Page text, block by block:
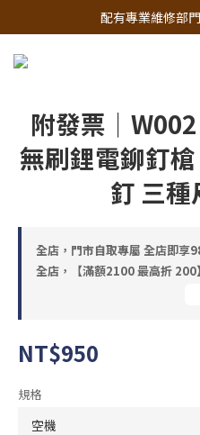
🔧電動工具&五金唯
配有專業維修部
🔧電動工具&五金
附發票｜
無刷鋰電鉚釘
釘 三種
全店，門市自取專屬 全店即享
全店，【滿額2100 最高折 200
NT$950
規格